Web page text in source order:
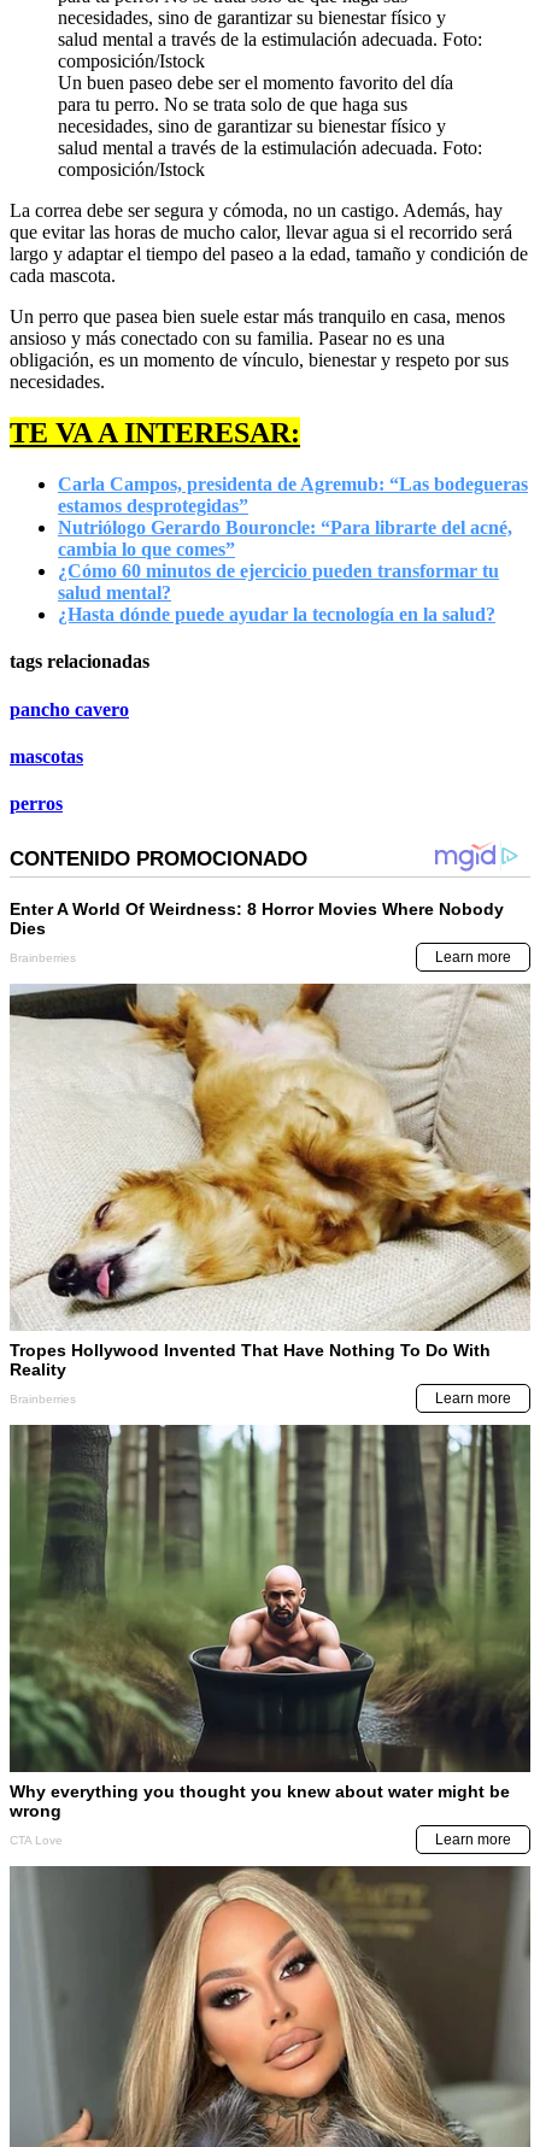
Un buen paseo debe ser el momento favorito del día
para tu perro. No se trata solo de que haga sus
necesidades, sino de garantizar su bienestar físico y
salud mental a través de la estimulación adecuada. Foto:
composición/Istock
La correa debe ser segura y cómoda, no un castigo. Además, hay
que evitar las horas de mucho calor, llevar agua si el recorrido será
largo y adaptar el tiempo del paseo a la edad, tamaño y condición de
cada mascota.
Un perro que pasea bien suele estar más tranquilo en casa, menos
ansioso y más conectado con su familia. Pasear no es una
obligación, es un momento de vínculo, bienestar y respeto por sus
necesidades.
TE VA A INTERESAR:
Carla Campos, presidenta de Agremub: “Las bodegueras
estamos desprotegidas”
Nutriólogo Gerardo Bouroncle: “Para librarte del acné,
cambia lo que comes”
¿Cómo 60 minutos de ejercicio pueden transformar tu
salud mental?
¿Hasta dónde puede ayudar la tecnología en la salud?
tags relacionadas
pancho cavero
mascotas
perros